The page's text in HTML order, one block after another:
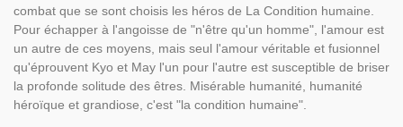
combat que se sont choisis les héros de La Condition humaine.
Pour échapper à l'angoisse de "n'être qu'un homme", l'amour est
un autre de ces moyens, mais seul l'amour véritable et fusionnel
qu'éprouvent Kyo et May l'un pour l'autre est susceptible de briser
la profonde solitude des êtres. Misérable humanité, humanité
héroïque et grandiose, c'est "la condition humaine".